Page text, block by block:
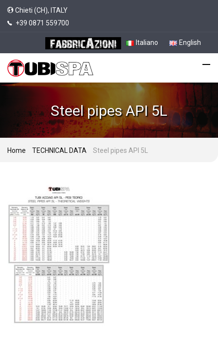
Chieti (CH), ITALY
+39 0871 559700
Italiano English
Steel pipes API 5L
Home TECHNICAL DATA Steel pipes API 5L